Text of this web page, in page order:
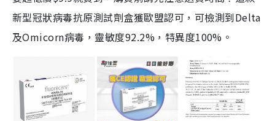
新型冠狀病毒抗原測試劑盒獲歐盟認可，可檢測到Delta
及Omicorn病毒，靈敏度92.2%，特異度100%。